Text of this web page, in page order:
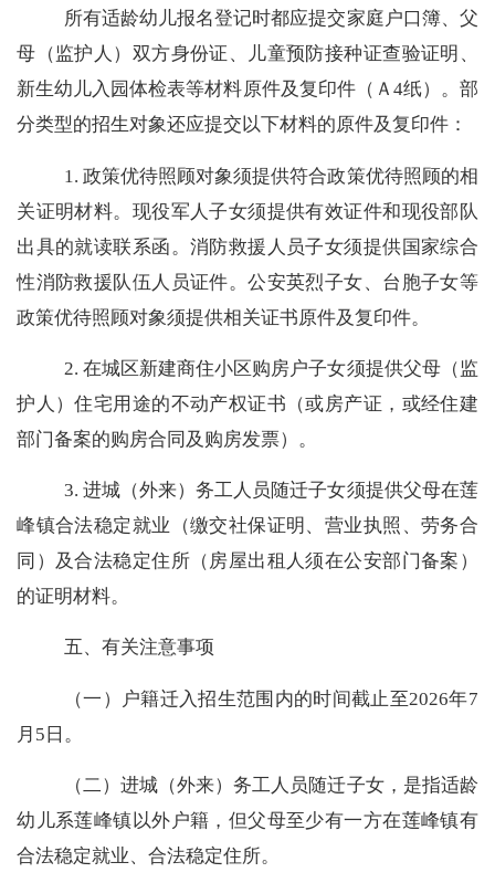
所有适龄幼儿报名登记时都应提交家庭户口簿、父
母（监护人）双方身份证、儿童预防接种证查验证明、
新生幼儿入园体检表等材料原件及复印件（Ａ 4纸）。部
分类型的招生对象还应提交以下材料的原件及复印件：
1. 政策优待照顾对象须提供符合政策优待照顾的相
关证明材料。现役军人子女须提供有效证件和现役部队
出具的就读联系函。消防救援人员子女须提供国家综合
性消防救援队伍人员证件。公安英烈子女、台胞子女等
政策优待照顾对象须提供相关证书原件及复印件。
2. 在城区新建商住小区购房户子女须提供父母（监
护人）住宅用途的不动产权证书（或房产证，或经住建
部门备案的购房合同及购房发票）。
3. 进城（外来）务工人员随迁子女须提供父母在莲
峰镇合法稳定就业（缴交社保证明、营业执照、劳务合
同）及合法稳定住所（房屋出租人须在公安部门备案）
的证明材料。
五、有关注意事项
（一）户籍迁入招生范围内的时间截止至2026年7
月 5 日。
（二）进城（外来）务工人员随迁子女，是指适龄
幼儿系莲峰镇以外户籍，但父母至少有一方在莲峰镇有
合法稳定就业、合法稳定住所。